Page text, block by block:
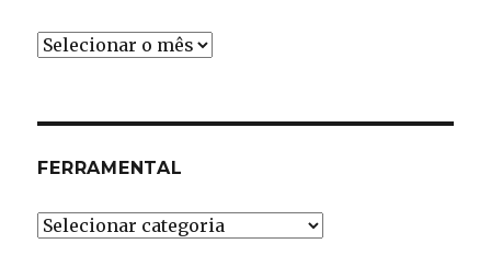
Cronologia
FERRAMENTAL
Ferramental